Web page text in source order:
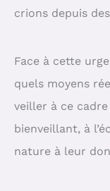
crions depuis
Face à cette
quels moyens
veiller à ce cadre
bienveillant, à
nature à leur